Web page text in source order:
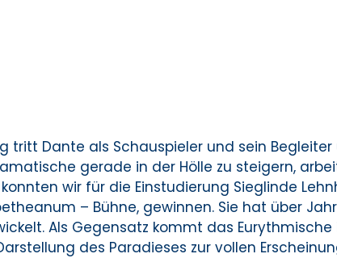
tritt Dante als Schauspieler und sein Begleiter
gerade in der Hölle zu steigern,
wir für die Einstudierung Sieglinde
– Bühne, gewinnen. Sie hat über
Als Gegensatz kommt das Eurythmische
des Paradieses zur vollen